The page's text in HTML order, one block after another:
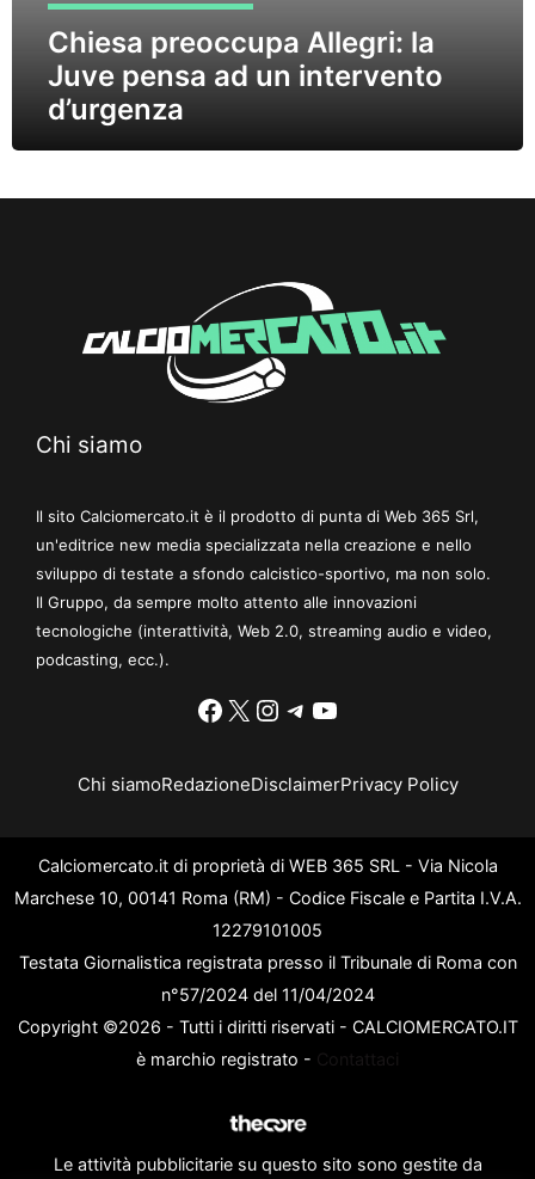
Chiesa preoccupa Allegri: la
Juve pensa ad un intervento
d’urgenza
Chi siamo
Il sito Calciomercato.it è il prodotto di punta di Web 365 Srl,
un'editrice new media specializzata nella creazione e nello
sviluppo di testate a sfondo calcistico-sportivo, ma non solo.
Il Gruppo, da sempre molto attento alle innovazioni
tecnologiche (interattività, Web 2.0, streaming audio e video,
podcasting, ecc.).
Facebook
X Instagram
Telegram
YouTube
Chi siamoRedazioneDisclaimerPrivacy Policy
Calciomercato.it di proprietà di WEB 365 SRL - Via Nicola
Marchese 10, 00141 Roma (RM) - Codice Fiscale e Partita I.V.A.
12279101005
Testata Giornalistica registrata presso il Tribunale di Roma con
n°57/2024 del 11/04/2024
Copyright ©2026 - Tutti i diritti riservati - CALCIOMERCATO.IT
è marchio registrato - Contattaci
Le attività pubblicitarie su questo sito sono gestite da